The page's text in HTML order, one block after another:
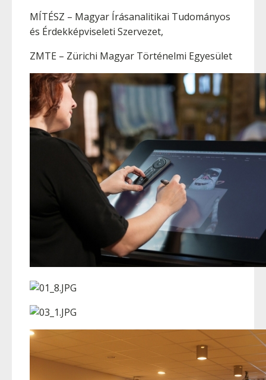
MÍTÉSZ – Magyar Írásanalitikai Tudományos
és Érdekképviseleti Szervezet,
ZMTE – Zürichi Magyar Történelmi Egyesület